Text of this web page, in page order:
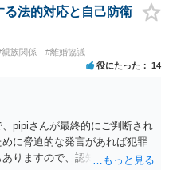
士に相談した方がよいかと考
法的対応と自己防衛
親族関係 #離婚協議
役にたった 14
pipiさんが最終的にご判断され
に脅迫的な発言があれば犯罪
りますので、認知等につきお